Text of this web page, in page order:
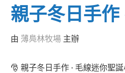
親子冬日手作
由 薄鳧林牧場 主辦
🎅 親子冬日手作 · 毛線迷你聖